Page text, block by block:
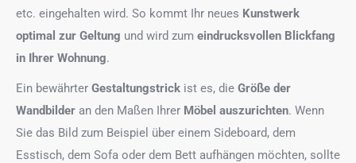
etc. eingehalten wird. So kommt Ihr neues Kunstwerk
optimal zur Geltung und wird zum eindrucksvollen Blickfang
in Ihrer Wohnung.
Ein bewährter Gestaltungstrick ist es, die Größe der
Wandbilder an den Maßen Ihrer Möbel auszurichten. Wenn
Sie das Bild zum Beispiel über einem Sideboard, dem
Esstisch, dem Sofa oder dem Bett aufhängen möchten, sollte